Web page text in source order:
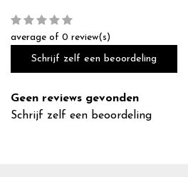
average of 0 review(s)
Schrijf zelf een beoordeling
Geen reviews gevonden
Schrijf zelf een beoordeling